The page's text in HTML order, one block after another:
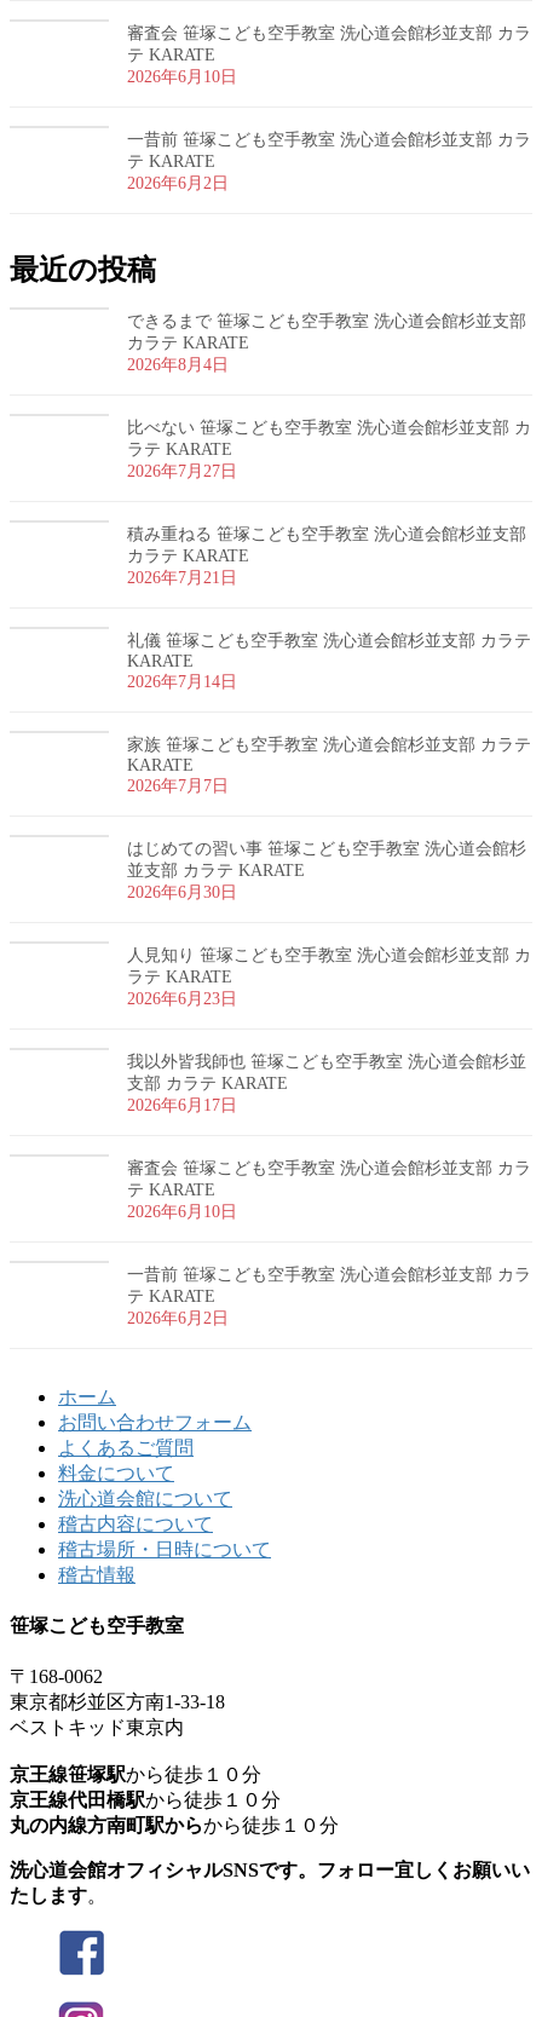
審査会 笹塚こども空手教室 洗心道会館杉並支部 カラ
テ KARATE
2026年6月10日
一昔前 笹塚こども空手教室 洗心道会館杉並支部 カラ
テ KARATE
2026年6月2日
最近の投稿
できるまで 笹塚こども空手教室 洗心道会館杉並支部
カラテ KARATE
2026年8月4日
比べない 笹塚こども空手教室 洗心道会館杉並支部 カ
ラテ KARATE
2026年7月27日
積み重ねる 笹塚こども空手教室 洗心道会館杉並支部
カラテ KARATE
2026年7月21日
礼儀 笹塚こども空手教室 洗心道会館杉並支部 カラテ
KARATE
2026年7月14日
家族 笹塚こども空手教室 洗心道会館杉並支部 カラテ
KARATE
2026年7月7日
はじめての習い事 笹塚こども空手教室 洗心道会館杉
並支部 カラテ KARATE
2026年6月30日
人見知り 笹塚こども空手教室 洗心道会館杉並支部 カ
ラテ KARATE
2026年6月23日
我以外皆我師也 笹塚こども空手教室 洗心道会館杉並
支部 カラテ KARATE
2026年6月17日
審査会 笹塚こども空手教室 洗心道会館杉並支部 カラ
テ KARATE
2026年6月10日
一昔前 笹塚こども空手教室 洗心道会館杉並支部 カラ
テ KARATE
2026年6月2日
ホーム
お問い合わせフォーム
よくあるご質問
料金について
洗心道会館について
稽古内容について
稽古場所・日時について
稽古情報
笹塚こども空手教室
〒168-0062
東京都杉並区方南1-33-18
ベストキッド東京内
京王線笹塚駅から徒歩１０分
京王線代田橋駅から徒歩１０分
丸の内線方南町駅からから徒歩１０分
洗心道会館オフィシャルSNSです。フォロー宜しくお願いい
たします。